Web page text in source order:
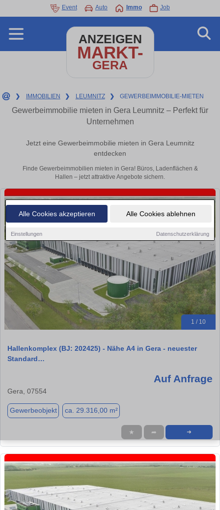
Alle Cookies akzeptieren Alle Cookies ablehnen
Einstellungen Datenschutzerklärung
Event Auto Immo Job
ANZEIGEN
MARKT-
GERA
❯ IMMOBILIEN ❯ LEUMNITZ ❯ GEWERBEIMMOBILIE-MIETEN
Gewerbeimmobilie mieten in Gera Leumnitz – Perfekt für
Unternehmen
Jetzt eine Gewerbeimmobilie mieten in Gera Leumnitz
entdecken
Finde Gewerbeimmobilien mieten in Gera! Büros, Ladenflächen &
Hallen – jetzt attraktive Angebote sichern.
1 / 10
Hallenkomplex (BJ: 202425) - Nähe A4 in Gera - neuester
Standard…
Auf Anfrage
Gera, 07554
Gewerbeobjekt ca. 29.316,00 m²
★ ➦ ➜